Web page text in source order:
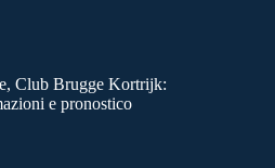
Club Brugge Kortrijk:
e pronostico